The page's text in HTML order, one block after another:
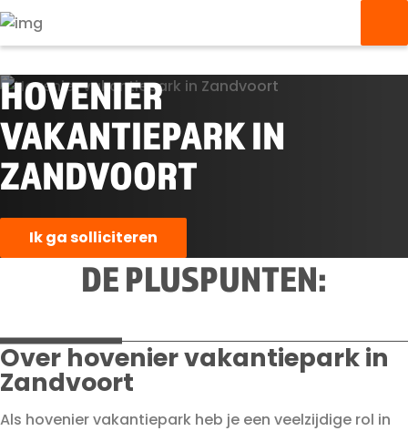
HOVENIER
VAKANTIEPARK IN
ZANDVOORT
Ik ga solliciteren
DE PLUSPUNTEN:
Over hovenier vakantiepark in
Zandvoort
Als hovenier vakantiepark heb je een veelzijdige rol in